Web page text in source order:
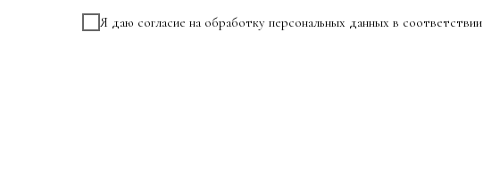
Я даю согласие на обработку персональных данных в соответствии